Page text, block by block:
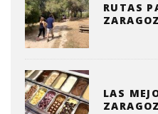
RUTAS
LAS